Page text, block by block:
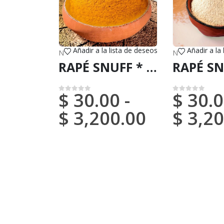
Añadir a la lista de deseos
NOUVEAUX ARRIVÉS (DHL ou FedEx) ,RAPÉ
RAPÉ SNUFF * ROSA BRANCA (DU BRÉSIL) / 5gr à 100gr / - 100 % fabriqué par des Tribus Natives d'Amazonie
0sur 5
$ 30.00 -
$ 3,200.00
Añadir a la
NOUVEAUX ARRIVÉS (DHL ou FedEx)
0sur 5
$
$